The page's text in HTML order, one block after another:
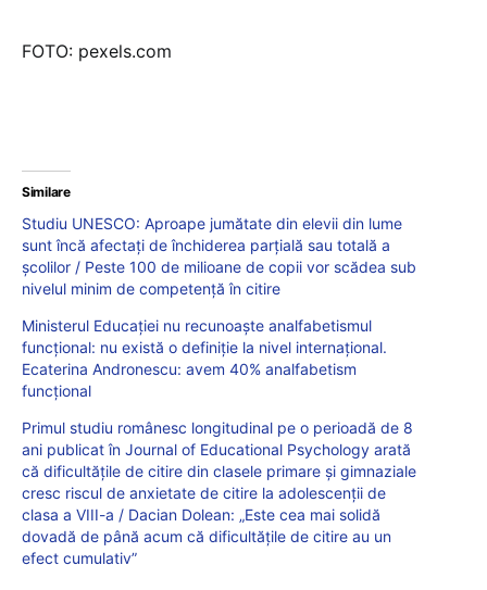
FOTO: pexels.com
Similare
Studiu UNESCO: Aproape jumătate din elevii din lume
sunt încă afectați de închiderea parțială sau totală a
școlilor / Peste 100 de milioane de copii vor scădea sub
nivelul minim de competență în citire
Ministerul Educației nu recunoaşte analfabetismul
funcțional: nu există o definiție la nivel internațional.
Ecaterina Andronescu: avem 40% analfabetism
funcțional
Primul studiu românesc longitudinal pe o perioadă de 8
ani publicat în Journal of Educational Psychology arată
că dificultățile de citire din clasele primare și gimnaziale
cresc riscul de anxietate de citire la adolescenții de
clasa a VIII-a / Dacian Dolean: „Este cea mai solidă
dovadă de până acum că dificultățile de citire au un
efect cumulativ”